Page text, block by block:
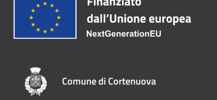
Comune di Cortenuova